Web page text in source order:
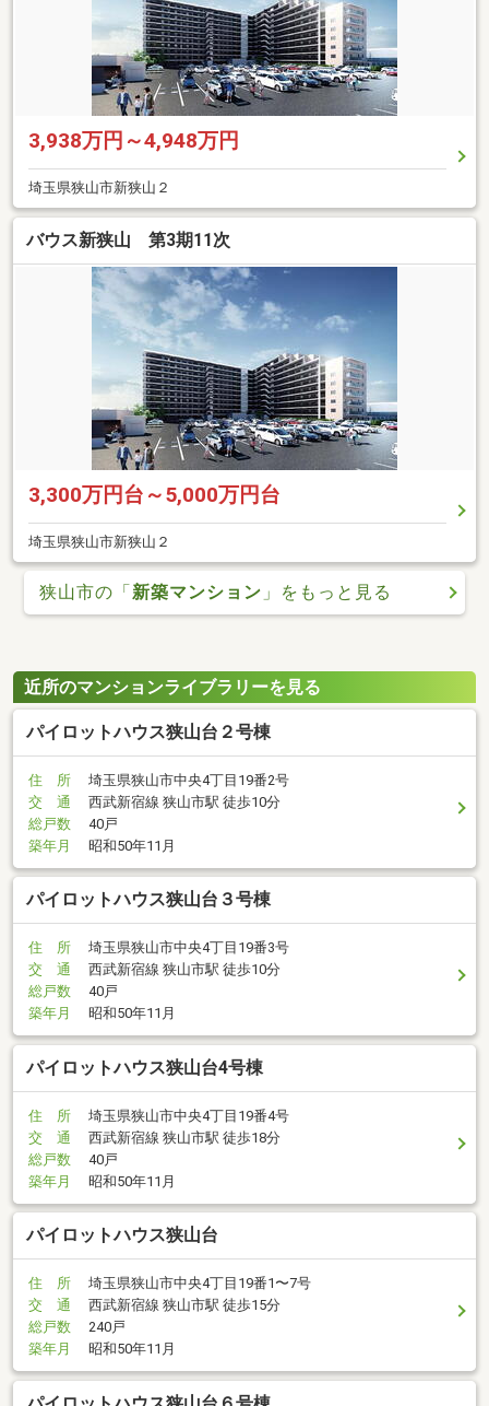
3,938万円～4,948万円
埼玉県狭山市新狭山２
バウス新狭山 第3期11次
3,300万円台～5,000万円台
埼玉県狭山市新狭山２
狭山市の「新築マンション 」をもっと見る
近所のマンションライブラリーを見る
パイロットハウス狭山台２号棟
住 所
埼玉県狭山市中央4丁目19番2号
交 通
西武新宿線 狭山市駅 徒歩10分
総戸数
40戸
築年月
昭和50年11月
パイロットハウス狭山台３号棟
住 所
埼玉県狭山市中央4丁目19番3号
交 通
西武新宿線 狭山市駅 徒歩10分
総戸数
40戸
築年月
昭和50年11月
パイロットハウス狭山台4号棟
住 所
埼玉県狭山市中央4丁目19番4号
交 通
西武新宿線 狭山市駅 徒歩18分
総戸数
40戸
築年月
昭和50年11月
パイロットハウス狭山台
住 所
埼玉県狭山市中央4丁目19番1〜7号
交 通
西武新宿線 狭山市駅 徒歩15分
総戸数
240戸
築年月
昭和50年11月